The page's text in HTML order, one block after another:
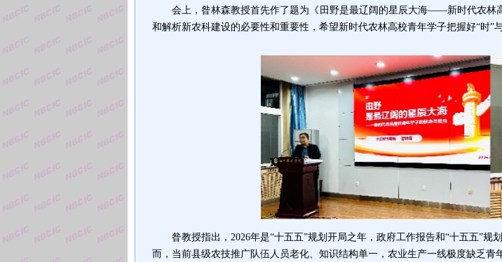
会上，昝林森教授首先作了题为《田野是最辽阔的星辰大海——新时代农林高
和解析新农科建设的必要性和重要性，希望新时代农林高校青年学子把握好“时”
昝教授指出，2026年是“十五五”规划开局之年，政府工作报告和“十五五”
而，当前县级农技推广队伍人员老化、知识结构单一，农业生产一线极度缺乏青